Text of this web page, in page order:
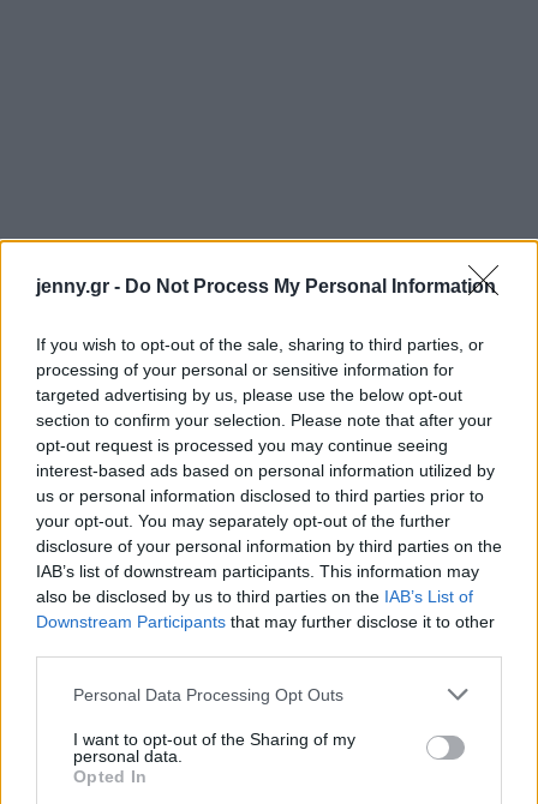
jenny.gr - Do Not Process My Personal Information
If you wish to opt-out of the sale, sharing to third parties, or
processing of your personal or sensitive information for
targeted advertising by us, please use the below opt-out
section to confirm your selection. Please note that after your
opt-out request is processed you may continue seeing
interest-based ads based on personal information utilized by
us or personal information disclosed to third parties prior to
your opt-out. You may separately opt-out of the further
disclosure of your personal information by third parties on the
IAB’s list of downstream participants. This information may
also be disclosed by us to third parties on the IAB’s List of
Downstream Participants that may further disclose it to other
Please note that this website/app uses one or more Google
not limited to your visit or usage behaviour. You may click to
grant or deny consent to Google and its third-party tags to
use your data for below specified purposes in below Google
Personal Data Processing Opt Outs
I want to opt-out of the Sharing of my
personal data.
Opted In
Από την πλευρά της, η εκπρόσωπος Τύπου του
Λευκού Οίκου, Καρολίν Λέβιτ, χαρακτήρισε ως
ατυχές
επεισόδιο» τη δήλωση του
δισεκατομμυριούχου. Σημείωσε, επίσης, ότι «ο